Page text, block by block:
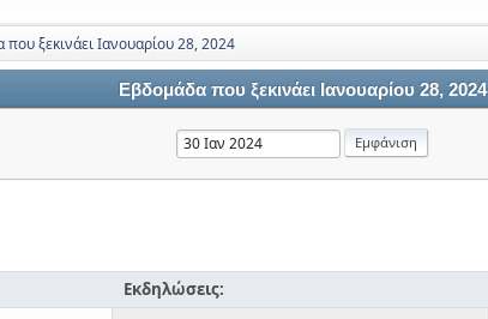
ξεκινάει Ιανουαρίου 28, 2024
Εβδομάδα που ξεκινάει Ιανουαρίου 28, 2024
Εκδηλώσεις: